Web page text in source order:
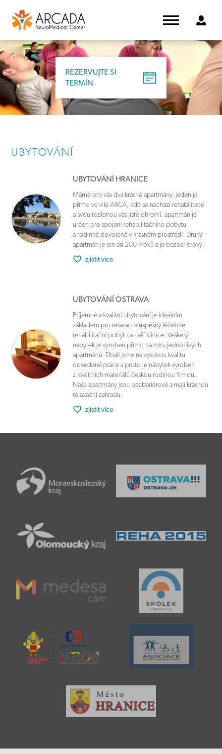
REZERVUJTE SI
TERMÍN
UBYTOVÁNÍ
UBYTOVÁNÍ HRANICE
Máme pro vás dva krásné apartmány. Jeden je
přímo ve vile ARCA, kde se nachází rehabilitace
a svou rozlohou vás jisté ohromí. apartmán je
určen pro spojení rehabilitačního pobytu
a rodinné dovolené v krásném prostředí. Druhý
apartmán je jen asi 200 kroků a je bezbariérový.
zjistit více
UBYTOVÁNÍ OSTRAVA
Příjemné a kvalitní ubytování je ideálním
základem pro relaxaci a úspěšný léčebně
rehabilitační pobyt na naší klinice. Veškerý
nábytek je vyroben přímo na míru jednotlivých
apartmánů. Dbali jsme na vysokou kvalitu
odvedené práce a proto je nábytek vyroben
z kvalitních materiálů českou rodinou firmou.
Naše apartmány jsou bezbariérové a mají krásnou
relaxační zahradu.
zjistit více